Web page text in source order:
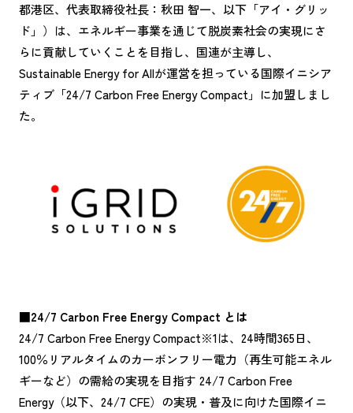
都港区、代表取締役社長：秋田 智一、以下「アイ・グリッ
ド」）は、エネルギー事業を通じて脱炭素社会の実現にさ
らに貢献していくことを目指し、国連が主導し、
Sustainable Energy for Allが運営を担っている国際イニシア
ティブ「24/7 Carbon Free Energy Compact」に加盟しまし
た。
■24/7 Carbon Free Energy Compact とは
24/7 Carbon Free Energy Compact※1は、24時間365日、
100％リアルタイムのカーボンフリー電力（再生可能エネル
ギーなど）の需給の実現を目指す 24/7 Carbon Free
Energy（以下、24/7 CFE）の実現・普及に向けた国際イニ